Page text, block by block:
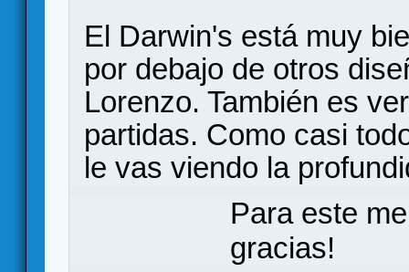
El Darwin's está muy
por debajo de otros
Lorenzo. También es
partidas. Como casi
le vas viendo la
Para este
gracias!